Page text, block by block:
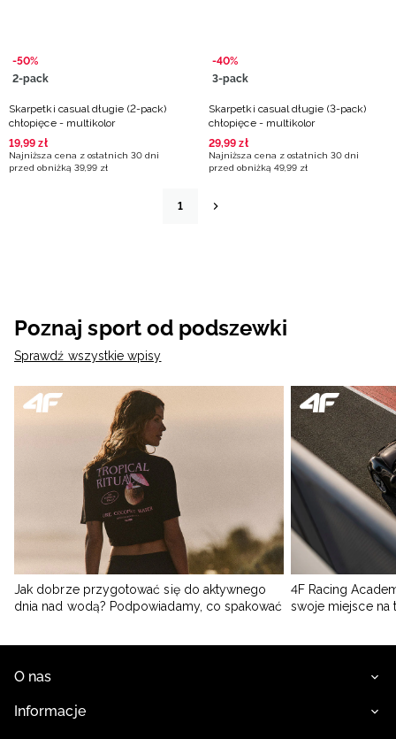
-50%
2-pack
Skarpetki casual długie (2-pack)
chłopięce - multikolor
19,99 zł
Najniższa cena z ostatnich 30 dni
przed obniżką 39,99 zł
-40%
3-pack
Skarpetki casual długie (3-pack)
chłopięce - multikolor
29,99 zł
Najniższa cena z ostatnich 30 dni
przed obniżką 49,99 zł
1
Poznaj sport od podszewki
Sprawdź wszystkie wpisy
Jak dobrze przygotować się do aktywnego
dnia nad wodą? Podpowiadamy, co spakować
4F Racing
swoje miejsce na
O nas
Informacje